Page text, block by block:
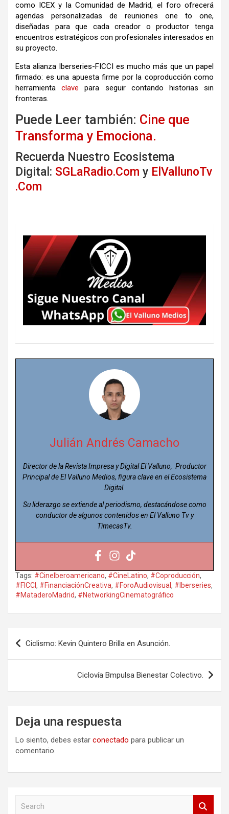
como ICEX y la Comunidad de Madrid, el foro ofrecerá
agendas personalizadas de reuniones one to one,
diseñadas para que cada creador o productor tenga
encuentros estratégicos con profesionales interesados en
su proyecto.
Esta alianza Iberseries-FICCI es mucho más que un papel
firmado: es una apuesta firme por la coproducción como
herramientaclave para seguir contando historias sin
fronteras.
Puede Leer también: Cine que
Transforma y Emociona.
Recuerda Nuestro Ecosistema
Digital: SGLaRadio.Com y ElVallunoTv
.Com
Julián Andrés Camacho
Director de la Revista Impresa y Digital El Valluno, Productor
Principal de El Valluno Medios, figura clave en el Ecosistema
Digital.
Su liderazgo se extiende al periodismo, destacándose como
conductor de algunos contenidos en El Valluno Tv y
TimecasTv.
Tags: #CineIberoamericano, #CineLatino, #Coproducción,
#FICCI, #FinanciaciónCreativa, #ForoAudiovisual, #Iberseries,
#MataderoMadrid, #NetworkingCinematográfico
Navegación
de
Ciclismo: Kevin Quintero Brilla en Asunción.
Ciclovía Bmpulsa Bienestar Colectivo.
Deja una respuesta
Lo siento, debes estar conectado para publicar un
comentario.